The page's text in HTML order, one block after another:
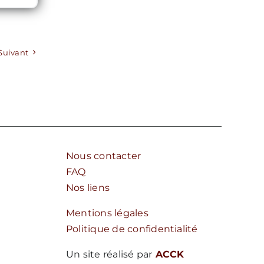
Nous contacter
FAQ
Nos liens
Mentions légales
Politique de confidentialité
Un site réalisé par ACCK